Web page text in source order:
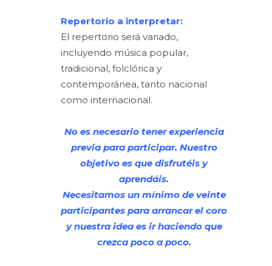
Repertorio a interpretar:
El repertorio será variado,
incluyendo música popular,
tradicional, folclórica y
contemporánea, tanto nacional
como internacional.
No es necesario tener experiencia
previa para participar. Nuestro
objetivo es que disfrutéis y
aprendáis.
Necesitamos un mínimo de veinte
participantes para arrancar el coro
y nuestra idea es ir haciendo que
crezca poco a poco.